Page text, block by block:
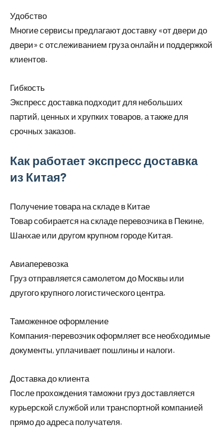
Удобство
Многие сервисы предлагают доставку «от двери до
двери» с отслеживанием груза онлайн и поддержкой
клиентов.
Гибкость
Экспресс доставка подходит для небольших
партий, ценных и хрупких товаров, а также для
срочных заказов.
Как работает экспресс доставка
из Китая?
Получение товара на складе в Китае
Товар собирается на складе перевозчика в Пекине,
Шанхае или другом крупном городе Китая.
Авиаперевозка
Груз отправляется самолетом до Москвы или
другого крупного логистического центра.
Таможенное оформление
Компания-перевозчик оформляет все необходимые
документы, уплачивает пошлины и налоги.
Доставка до клиента
После прохождения таможни груз доставляется
курьерской службой или транспортной компанией
прямо до адреса получателя.